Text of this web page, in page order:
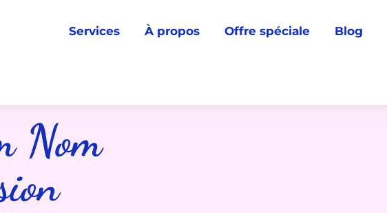
Services À propos Offre spéciale Blog
Nom